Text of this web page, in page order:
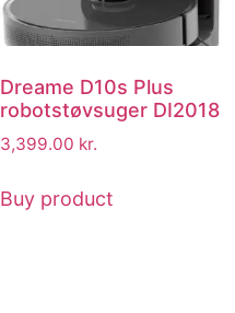
Dreame D10s Plus
robotstøvsuger DI2018
3,399.00 kr.
Buy product